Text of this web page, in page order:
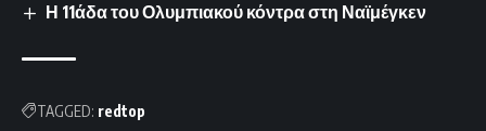
Η 11άδα του Ολυμπιακού κόντρα στη Ναϊμέγκεν
TAGGED: redtop